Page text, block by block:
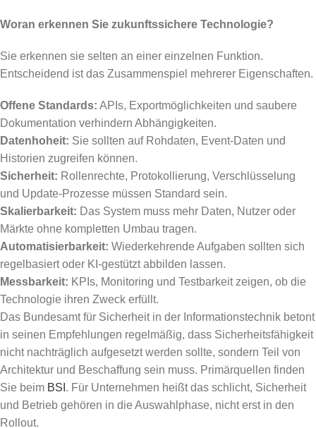
Woran erkennen Sie zukunftssichere Technologie?
Sie erkennen sie selten an einer einzelnen Funktion.
Entscheidend ist das Zusammenspiel mehrerer Eigenschaften.
Offene Standards: APIs, Exportmöglichkeiten und saubere
Dokumentation verhindern Abhängigkeiten.
Datenhoheit: Sie sollten auf Rohdaten, Event-Daten und
Historien zugreifen können.
Sicherheit: Rollenrechte, Protokollierung, Verschlüsselung
und Update-Prozesse müssen Standard sein.
Skalierbarkeit: Das System muss mehr Daten, Nutzer oder
Märkte ohne kompletten Umbau tragen.
Automatisierbarkeit: Wiederkehrende Aufgaben sollten sich
regelbasiert oder KI-gestützt abbilden lassen.
Messbarkeit: KPIs, Monitoring und Testbarkeit zeigen, ob die
Technologie ihren Zweck erfüllt.
Das Bundesamt für Sicherheit in der Informationstechnik betont
in seinen Empfehlungen regelmäßig, dass Sicherheitsfähigkeit
nicht nachträglich aufgesetzt werden sollte, sondern Teil von
Architektur und Beschaffung sein muss. Primärquellen finden
Sie beim BSI . Für Unternehmen heißt das schlicht, Sicherheit
und Betrieb gehören in die Auswahlphase, nicht erst in den
Rollout.